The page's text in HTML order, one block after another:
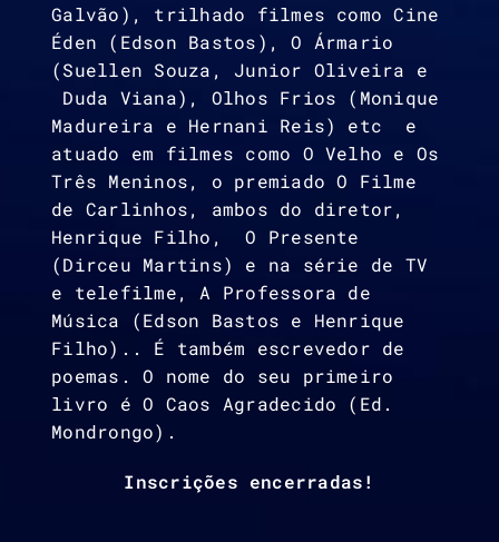
Galvão), trilhado filmes como Cine
Éden (Edson Bastos), O Ármario
(Suellen Souza, Junior Oliveira e
Duda Viana), Olhos Frios (Monique
Madureira e Hernani Reis) etc e
atuado em filmes como O Velho e Os
Três Meninos, o premiado O Filme
de Carlinhos, ambos do diretor,
Henrique Filho, O Presente
(Dirceu Martins) e na série de TV
e telefilme, A Professora de
Música (Edson Bastos e Henrique
Filho).. É também escrevedor de
poemas. O nome do seu primeiro
livro é O Caos Agradecido (Ed.
Mondrongo).
Inscrições encerradas!